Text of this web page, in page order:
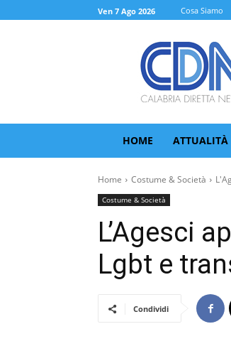
Ven 7 Ago 2026 Cosa Siamo
HOME ATTUALITÀ
Home Costume & Società
Costume & Società
L’Agesci
Lgbt e
Condividi